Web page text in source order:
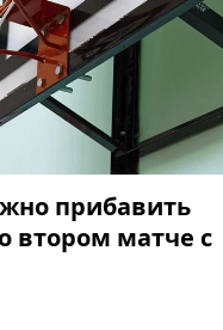
прибавить
втором матче с